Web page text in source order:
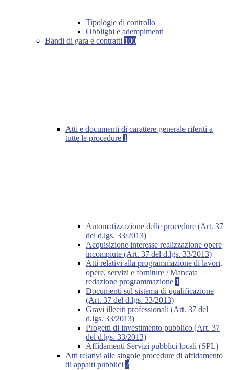
Tipologie di controllo
Obblighi e adempimenti
Bandi di gara e contratti 100
Atti e documenti di carattere generale riferiti a
tutte le procedure 1
Automatizzazione delle procedure (Art. 37
del d.lgs. 33/2013)
Acquisizione interesse realizzazione opere
incompiute (Art. 37 del d.lgs. 33/2013)
Atti relativi alla programmazione di lavori,
opere, servizi e forniture / Mancata
redazione programmazione 1
Documenti sul sistema di qualificazione
(Art. 37 del d.lgs. 33/2013)
Gravi illeciti professionali (Art. 37 del
d.lgs. 33/2013)
Progetti di investimento pubblico (Art. 37
del d.lgs. 33/2013)
Affidamenti Servizi pubblici locali (SPL)
Atti relativi alle singole procedure di affidamento
di appalti pubblici 2